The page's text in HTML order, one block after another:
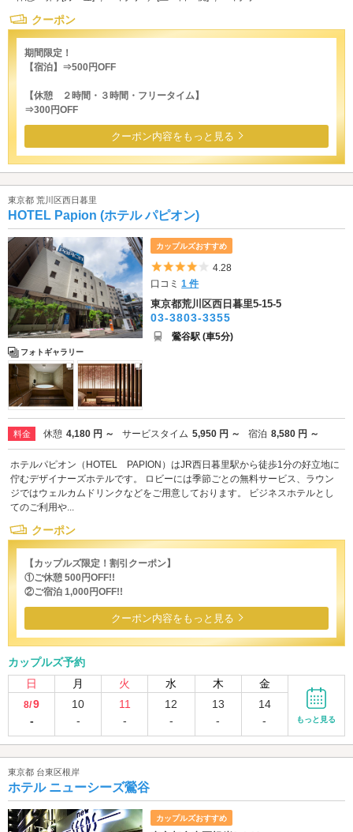
クーポン
期間限定！
【宿泊】⇒500円OFF
【休憩 ２時間・３時間・フリータイム】
⇒300円OFF
クーポン内容をもっと見る
東京都 荒川区西日暮里
HOTEL Papion (ホテル パピオン)
フォトギャラリー
カップルズおすすめ
5つ星のうち4
4.28
口コミ1 件
東京都荒川区西日暮里5-15-5
03-3803-3355
鶯谷駅 (車5分)
料金 休憩 4,180 円 ～ サービスタイム 5,950 円 ～ 宿泊 8,580 円 ～
ホテルパピオン（HOTEL PAPION）はJR西日暮里駅から徒歩1分の好立地に
佇むデザイナーズホテルです。 ロビーには季節ごとの無料サービス、ラウン
ジではウェルカムドリンクなどをご用意しております。 ビジネスホテルとし
てのご利用や...
クーポン
【カップルズ限定！割引クーポン】
①ご休憩 500円OFF!!
②ご宿泊 1,000円OFF!!
クーポン内容をもっと見る
カップルズ予約
日
月 火 水 木 金
8/9
-
10
-
11
-
12
-
13
-
14
-
もっと見る
東京都 台東区根岸
ホテル ニューシーズ鶯谷
カップルズおすすめ